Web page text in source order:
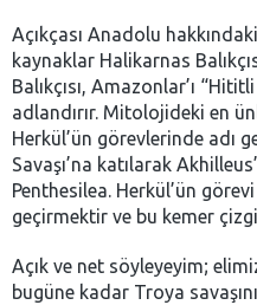
Açıkçası Anadolu
kaynaklar Halikarnas
Balıkçısı, Amazonlar’ı
adlandırır. Mitolojideki en
Herkül’ün görevlerinde adı
Savaşı’na katılarak
Penthesilea. Herkül’ün
geçirmektir ve bu kemer
Açık ve net söyleyeyim;
bugüne kadar Troya